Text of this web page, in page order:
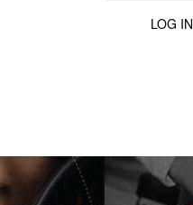
LOG IN